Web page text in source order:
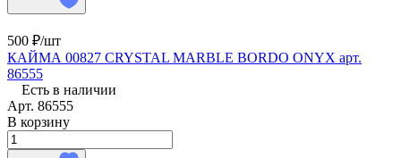
500 ₽/шт
КАЙМА 00827 CRYSTAL MARBLE BORDO ONYX арт.
86555
Есть в наличии
Арт. 86555
В корзину